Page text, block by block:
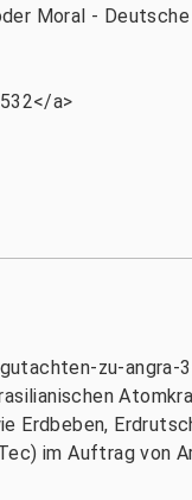
Moral -
a>
zu-
Erdbeben,
im Auftrag von